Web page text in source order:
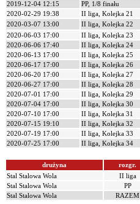
2019-12-04 12:15
PP, 1/8 finału
2020-02-29 19:38
II liga, Kolejka 21
2020-03-07 13:00
II liga, Kolejka 22
2020-06-03 17:00
II liga, Kolejka 23
2020-06-06 17:40
II liga, Kolejka 24
2020-06-13 17:00
II liga, Kolejka 25
2020-06-17 17:00
II liga, Kolejka 26
2020-06-20 17:00
II liga, Kolejka 27
2020-06-27 17:00
II liga, Kolejka 28
2020-07-01 17:00
II liga, Kolejka 29
2020-07-04 17:00
II liga, Kolejka 30
2020-07-10 17:00
II liga, Kolejka 31
2020-07-15 19:10
II liga, Kolejka 32
2020-07-19 17:00
II liga, Kolejka 33
2020-07-25 17:00
II liga, Kolejka 34
drużyna rozgr.
Stal Stalowa Wola
II liga
Stal Stalowa Wola
PP
Stal Stalowa Wola
RAZEM